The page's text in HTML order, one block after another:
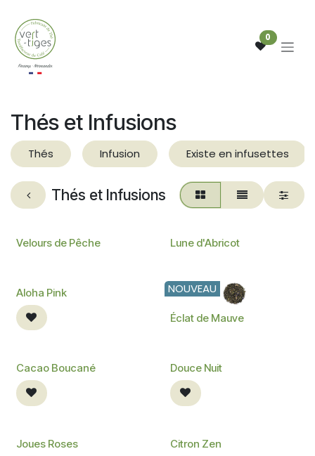
0
Thés et Infusions
Thés Infusion Existe en infusettes
Thés et Infusions
NOUVEAU
Velours de Pêche NOUVEAU
Lune d'Abricot
NOUVEAU
Aloha Pink NOUVEAU
Éclat de Mauve
NOUVEAU
Cacao Boucané NOUVEAU
Douce Nuit
NOUVEAU
Joues Roses NOUVEAU
Citron Zen